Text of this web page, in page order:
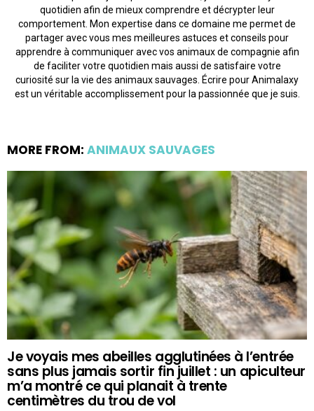
quotidien afin de mieux comprendre et décrypter leur
comportement. Mon expertise dans ce domaine me permet de
partager avec vous mes meilleures astuces et conseils pour
apprendre à communiquer avec vos animaux de compagnie afin
de faciliter votre quotidien mais aussi de satisfaire votre
curiosité sur la vie des animaux sauvages. Écrire pour Animalaxy
est un véritable accomplissement pour la passionnée que je suis.
MORE FROM: ANIMAUX SAUVAGES
Je voyais mes abeilles agglutinées à l’entrée
sans plus jamais sortir fin juillet : un apiculteur
m’a montré ce qui planait à trente
centimètres du trou de vol